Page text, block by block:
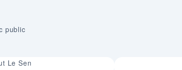
public
Le Sen